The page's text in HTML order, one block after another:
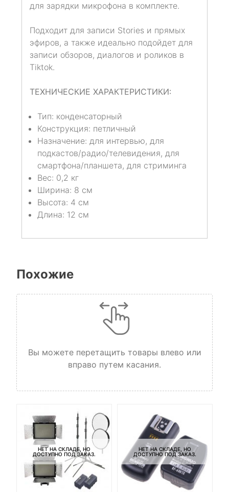
для зарядки микрофона в комплекте.
Подходит для записи Stories и прямых
эфиров, а также идеально подойдет для
записи обзоров, диалогов и роликов в
Tiktok.
ТЕХНИЧЕСКИЕ ХАРАКТЕРИСТИКИ:
Тип: конденсаторный
Конструкция: петличный
Назначение: для интервью, для
подкастов/радио/телевидения, для
смартфона/планшета, для стриминга
Вес: 0,2 кг
Ширина: 8 см
Высота: 4 см
Длина: 12 см
Похожие
Вы можете перетащить товары влево или
вправо путем касания.
НЕТ НА СКЛАДЕ, НО
ДОСТУПНО ПОД ЗАКАЗ.
НЕТ НА СКЛАДЕ, НО
ДОСТУПНО ПОД ЗАКАЗ.